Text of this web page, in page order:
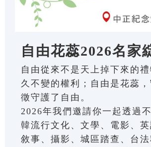
自由花蕊2026名家
自由從來不是天上掉下來的
久不變的權利；自由是花蕊
徵守護了自由。
2026年我們邀請你一起透過
韓流行文化、文學、電影、
敘事、攝影、城區踏查、台